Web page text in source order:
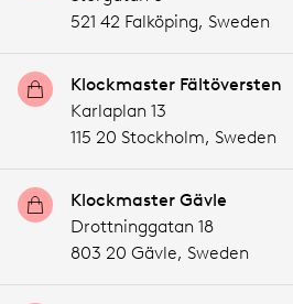
521 42 Falköping, Sweden
Klockmaster Fältöversten
Karlaplan 13
115 20 Stockholm, Sweden
Klockmaster Gävle
Drottninggatan 18
803 20 Gävle, Sweden